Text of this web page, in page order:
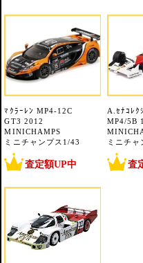
ﾏｸﾗｰﾚﾝ MP4-12C
GT3 2012
MINICHAMPS
ミニチャンプス1/43
査定額UP中
A.ｾﾅｺﾚｸ
MP4/5B
ミニチ
査